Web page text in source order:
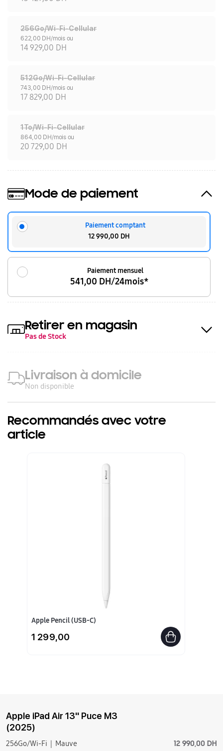
256Go/Wi-Fi-Cellular
622,00 DH/mois ou
14 929,00 DH
512Go/Wi-Fi-Cellular
743,00 DH/mois ou
17 829,00 DH
1To/Wi-Fi-Cellular
864,00 DH/mois ou
20 729,00 DH
Mode de paiement
Paiement comptant
12 990,00 DH
Paiement mensuel
541,00 DH/24mois*
Retirer en magasin
Pas de Stock
Livraison à domicile
Non disponible
Recommandés avec votre
article
Apple Pencil (USB-C)
1 299,00
Apple iPad Air 13'' Puce M3
(2025)
256Go/Wi-Fi Mauve 12 990,00 DH